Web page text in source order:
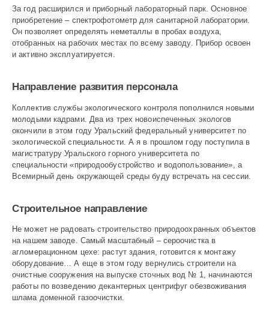
За год расширился и приборный лабораторный парк. Основное
приобретение – спектрофотометр для санитарной лаборатории.
Он позволяет определять неметаллы в пробах воздуха,
отобранных на рабочих местах по всему заводу. Прибор освоен
и активно эксплуатируется.
Направление развития персонала
Коллектив службы экологического контроля пополнился новыми
молодыми кадрами. Два из трех новоиспеченных экологов
окончили в этом году Уральский федеральный университет по
экологической специальности. А я в прошлом году поступила в
магистратуру Уральского горного университета по
специальности «природообустройство и водопользование», а
Всемирный день окружающей среды буду встречать на сессии.
Строительное направление
Не может не радовать строи­тельство природоохранных объектов
на нашем заводе. Самый масштабный – сероочистка в
агломерационном цехе: растут здания, готовится к монтажу
оборудование… А еще в этом году вернулись строители на
очистные сооружения на выпуске сточных вод № 1, начинаются
работы по возведению декантерных центрифуг обез­воживания
шлама доменной газоочистки.